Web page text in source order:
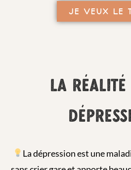
JE VEUX LE
LA
La dépression est une